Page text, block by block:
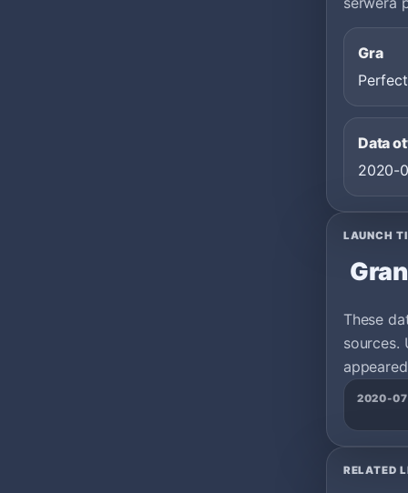
Gra
Data
2020-
LAUNCH
These
sources.
2020-
RELATED